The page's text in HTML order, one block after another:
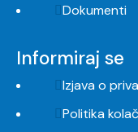
Dokumenti
Informiraj se
Izjava o
Politika